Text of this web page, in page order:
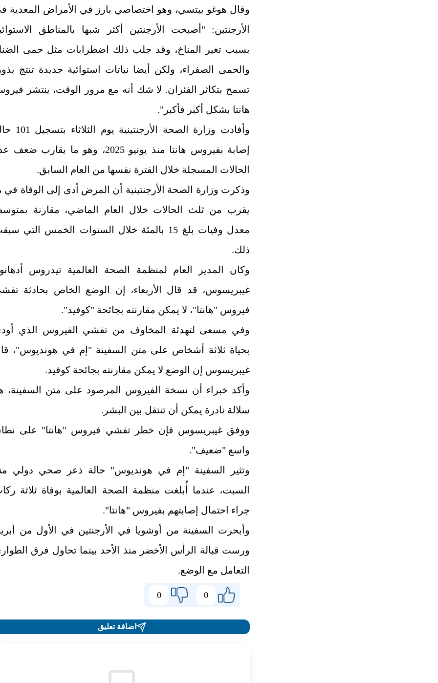
وقال هوغو بيتسي، وهو اختصاصي بارز في الأمراض المعدية
الأرجنتين: "أصبحت الأرجنتين أكثر شبها بالمناطق
بسبب تغير المناخ، وقد جلب ذلك اضطرابات مثل حمى
والحمى الصفراء، ولكن أيضا نباتات استوائية جديدة تنتج
تسمح بتكاثر الفئران. لا شك أنه مع مرور الوقت، ينتشر
هانتا بشكل أكبر فأكبر".
وأفادت وزارة الصحة الأرجنتينية
إصابة بفيروس هانتا منذ يونيو 2025، وهو ما يقارب ضعف
الحالات المسجلة خلال الفترة نفسها من العام السابق.
وذكرت وزارة الصحة الأرجنتينية أن المرض أدى إلى الوفاة في
يقرب من ثلث الحالات خلال العام الماضي، مقارنة
معدل وفيات بلغ 15 بالمئة خلال السنوات الخمس التي
ذلك.
وكان المدير العام لمنظمة الصحة العالمية تيدروس
غيبريسوس، قد قال الأربعاء، إن الوضع الخاص بحادثة
فيروس "هانتا"، لا يمكن مقارنته بجائحة "كوفيد".
وفي مسعى لتهدئة المخاوف من تفشي الفيروس الذي
بحياة ثلاثة أشخاص على متن السفينة "إم في هونديوس"،
غيبريسوس إن الوضع لا يمكن مقارنته بجائحة كوفيد.
وأكد خبراء أن نسخة الفيروس المرصود على متن السفينة،
سلالة نادرة يمكن أن تنتقل بين البشر.
ووفق غيبريسوس فإن خطر تفشي فيروس "هانتا" على
واسع "ضعيف".
وتثير السفينة "إم في هونديوس" حالة ذعر صحي دولي
السبت، عندما أُبلغت منظمة الصحة العالمية بوفاة ثلاثة
جراء احتمال إصابتهم بفيروس "هانتا".
وأبحرت السفينة من أوشويا في الأرجنتين في الأول من
ورست قبالة الرأس الأخضر منذ الأحد بينما تحاول فرق
التعامل مع الوضع.
0
0
اضافة تعليق